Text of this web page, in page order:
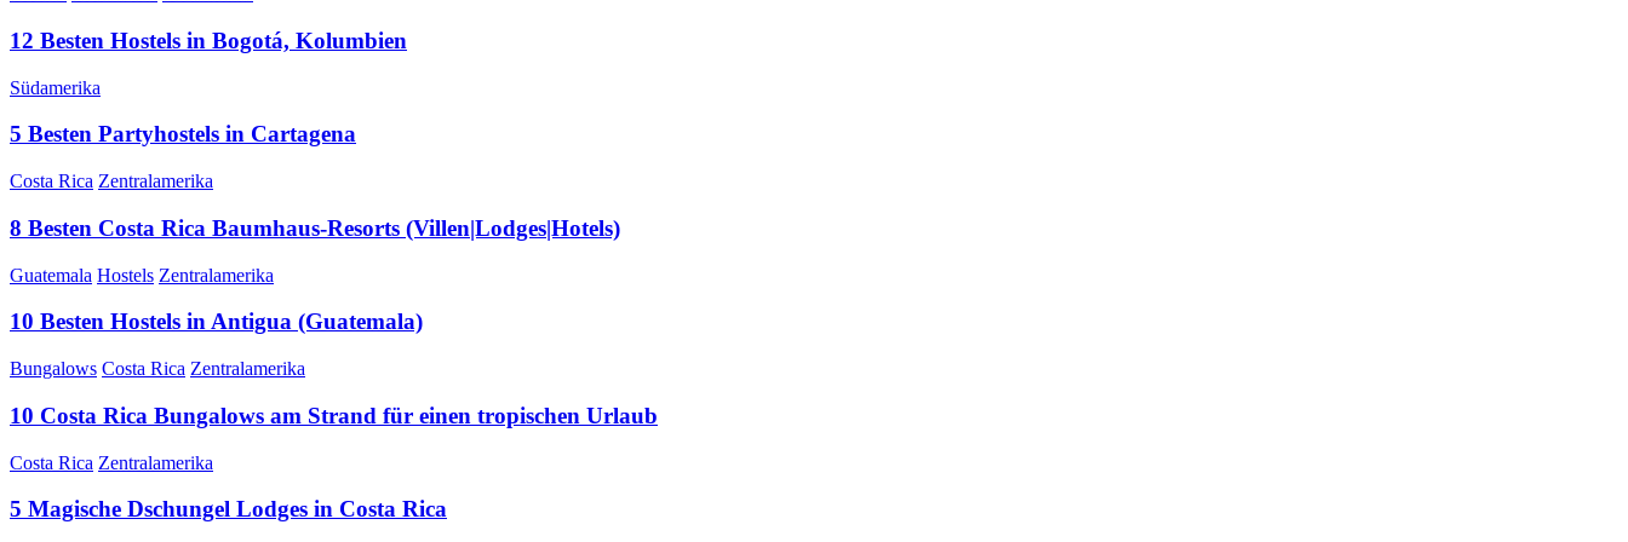
12 Besten Hostels in Bogotá, Kolumbien
Südamerika
5 Besten Partyhostels in Cartagena
Costa Rica Zentralamerika
8 Besten Costa Rica Baumhaus-Resorts (Villen|Lodges|Hotels)
Guatemala Hostels Zentralamerika
10 Besten Hostels in Antigua (Guatemala)
Bungalows Costa Rica Zentralamerika
10 Costa Rica Bungalows am Strand für einen tropischen Urlaub
Costa Rica Zentralamerika
5 Magische Dschungel Lodges in Costa Rica